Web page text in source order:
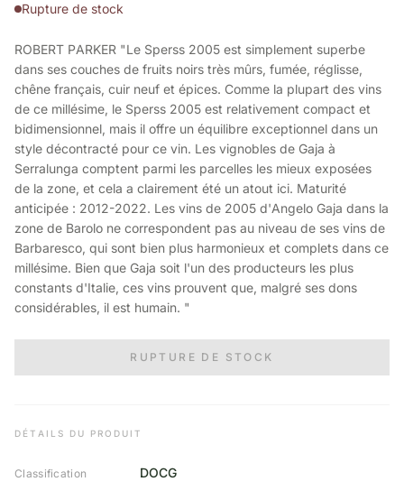
Rupture de stock
ROBERT PARKER "Le Sperss 2005 est simplement superbe
dans ses couches de fruits noirs très mûrs, fumée, réglisse,
chêne français, cuir neuf et épices. Comme la plupart des vins
de ce millésime, le Sperss 2005 est relativement compact et
bidimensionnel, mais il offre un équilibre exceptionnel dans un
style décontracté pour ce vin. Les vignobles de Gaja à
Serralunga comptent parmi les parcelles les mieux exposées
de la zone, et cela a clairement été un atout ici. Maturité
anticipée : 2012-2022. Les vins de 2005 d'Angelo Gaja dans la
zone de Barolo ne correspondent pas au niveau de ses vins de
Barbaresco, qui sont bien plus harmonieux et complets dans ce
millésime. Bien que Gaja soit l'un des producteurs les plus
constants d'Italie, ces vins prouvent que, malgré ses dons
considérables, il est humain. "
RUPTURE DE STOCK
DÉTAILS DU PRODUIT
Classification DOCG